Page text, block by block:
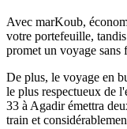
Avec marKoub,
votre portefeuille,
promet un voyage sans
De plus, le voyage en
le plus respectueux de
33 à Agadir émettra
train et